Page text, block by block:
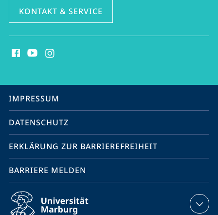
KONTAKT & SERVICE
Media
Service-
Navigation
IMPRESSUM
DATENSCHUTZ
ERKLÄRUNG ZUR BARRIEREFREIHEIT
BARRIERE MELDEN